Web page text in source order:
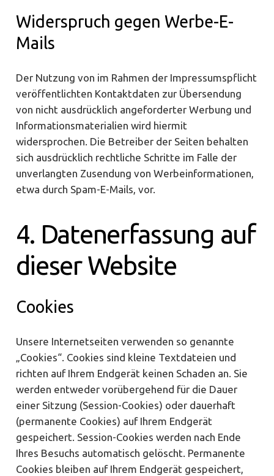
Widerspruch gegen Werbe-E-
Mails
Der Nutzung von im Rahmen der Impressumspflicht
veröffentlichten Kontaktdaten zur Übersendung
von nicht ausdrücklich angeforderter Werbung und
Informationsmaterialien wird hiermit
widersprochen. Die Betreiber der Seiten behalten
sich ausdrücklich rechtliche Schritte im Falle der
unverlangten Zusendung von Werbeinformationen,
etwa durch Spam-E-Mails, vor.
4. Datenerfassung auf
dieser Website
Cookies
Unsere Internetseiten verwenden so genannte
„Cookies“. Cookies sind kleine Textdateien und
richten auf Ihrem Endgerät keinen Schaden an. Sie
werden entweder vorübergehend für die Dauer
einer Sitzung (Session-Cookies) oder dauerhaft
(permanente Cookies) auf Ihrem Endgerät
gespeichert. Session-Cookies werden nach Ende
Ihres Besuchs automatisch gelöscht. Permanente
Cookies bleiben auf Ihrem Endgerät gespeichert,